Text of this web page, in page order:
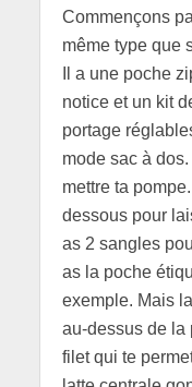
Commençons
même type que
Il a une poche
notice et un kit
portage
mode sac à
mettre ta
dessous pour
as 2 sangles
as la poche
exemple. Mais
au-dessus de la
filet qui te